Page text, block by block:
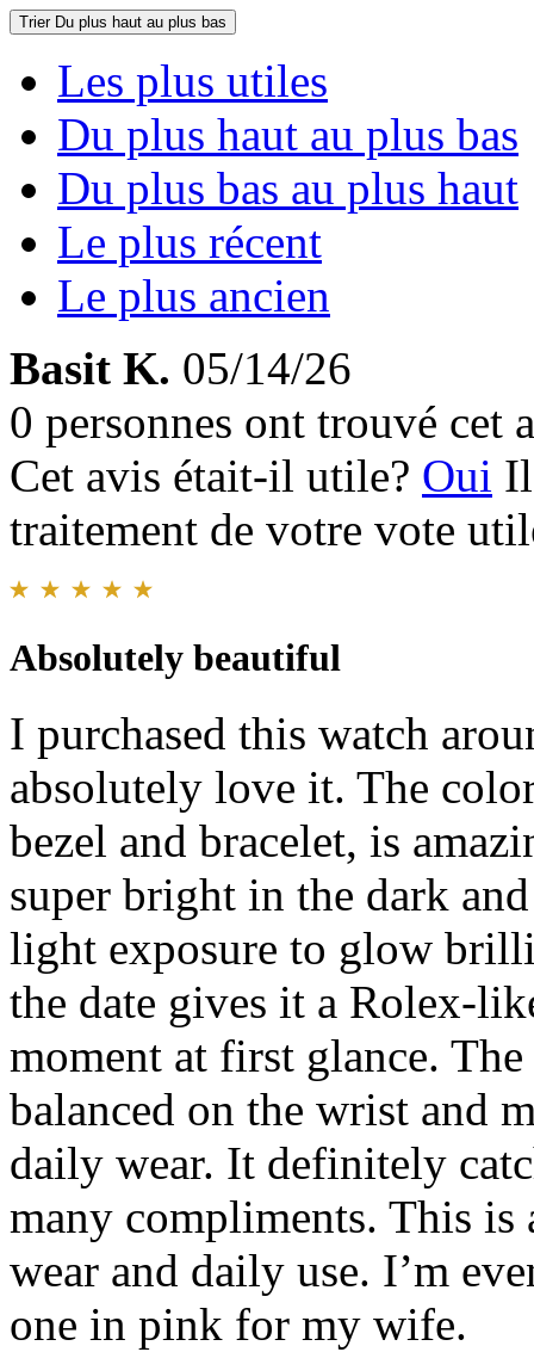
Trier Du plus haut au plus bas
Les plus utiles
Du plus haut au plus bas
Du plus bas au plus haut
Le plus récent
Le plus ancien
Basit K. 05/14/26
0 personnes ont trouvé cet
Cet avis était-il utile? Oui
traitement de votre vote
Absolutely beautiful
I purchased this watch
absolutely love it. The
bezel and bracelet, is
super bright in the dark
light exposure to glow
the date gives it a Rolex-
moment at first glance.
balanced on the wrist and
daily wear. It definitely
many compliments. This is
wear and daily use. I’m
one in pink for my wife.